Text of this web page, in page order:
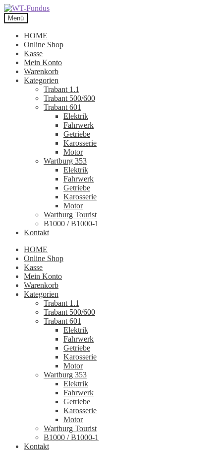
Zur
Navigation
springen
Zum
Inhalt
springen
Menü
HOME
Online Shop
Kasse
Mein Konto
Warenkorb
Kategorien
Trabant 1.1
Trabant 500/600
Trabant 601
Elektrik
Fahrwerk
Getriebe
Karosserie
Motor
Wartburg 353
Elektrik
Fahrwerk
Getriebe
Karosserie
Motor
Wartburg Tourist
B1000 / B1000-1
Kontakt
HOME
Online Shop
Kasse
Mein Konto
Warenkorb
Kategorien
Trabant 1.1
Trabant 500/600
Trabant 601
Elektrik
Fahrwerk
Getriebe
Karosserie
Motor
Wartburg 353
Elektrik
Fahrwerk
Getriebe
Karosserie
Motor
Wartburg Tourist
B1000 / B1000-1
Kontakt